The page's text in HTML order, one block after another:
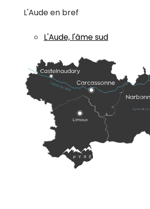
L'Aude en bref
L'Aude, l'âme sud